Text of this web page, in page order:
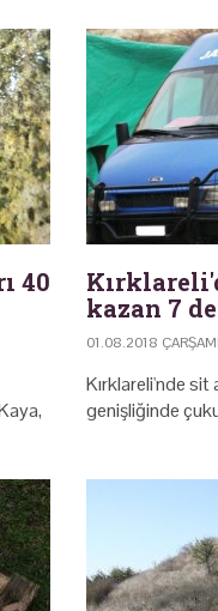
40
kazan 7
01.08.2018
Kırklareli'nde
genişliğinde